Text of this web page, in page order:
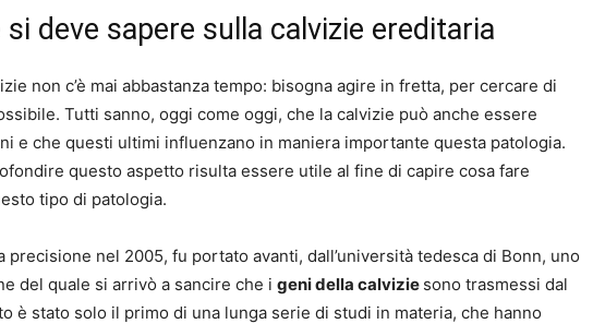
deve sapere sulla calvizie ereditaria
non c’è mai abbastanza tempo: bisogna agire in fretta, per cercare di
Tutti sanno, oggi come oggi, che la calvizie può anche essere
e che questi ultimi influenzano in maniera importante questa patologia.
questo aspetto risulta essere utile al fine di capire cosa fare
tipo di patologia.
precisione nel 2005, fu portato avanti, dall’università tedesca di Bonn, uno
del quale si arrivò a sancire che i geni della calvizie sono trasmessi dal
è stato solo il primo di una lunga serie di studi in materia, che hanno